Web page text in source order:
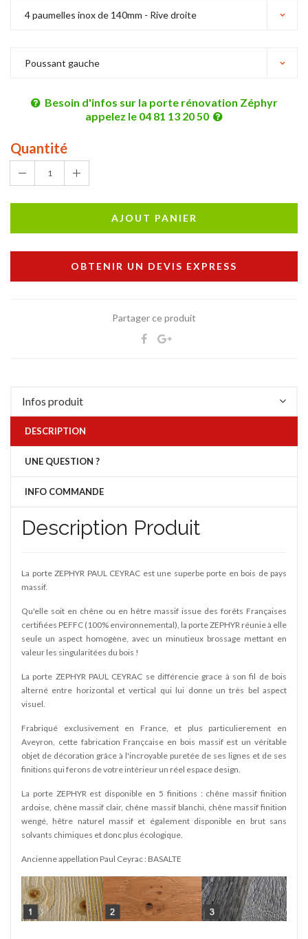
Besoin d'infos sur la porte rénovation Zéphyr
appelez le 04 81 13 20 50
Quantité
1
AJOUT PANIER
OBTENIR UN DEVIS EXPRESS
Partager ce produit
Infos produit
DESCRIPTION
UNE QUESTION ?
INFO COMMANDE
Description Produit
La porte ZEPHYR PAUL CEYRAC est une superbe porte en bois de pays
massif.
Qu'elle soit en chêne ou en hêtre massif issue des forêts Françaises
certifiées PEFFC (100% environnemental), la porte ZEPHYR réunie à elle
seule un aspect homogène, avec un minutieux brossage mettant en
valeur les singularitées du bois !
La porte ZEPHYR PAUL CEYRAC se différencie grace à son fil de bois
alterné entre horizontal et vertical qui lui donne un très bel aspect
visuel.
Frabriqué exclusivement en France, et plus particulierement en
Aveyron, cette fabrication Françcaise en bois massif est un véritable
objet de décoration grâce à l'incroyable puretée de ses lignes et de ses
finitions qui ferons de votre intérieur un réel espace design.
La porte ZEPHYR est disponible en 5 finitions : chêne massif finition
ardoise, chêne massif clair, chêne massif blanchi, chêne massif finition
wengé, hêtre naturel massif et également disponible en brut sans
solvants chimiques et donc plus écologique.
Ancienne appellation Paul Ceyrac : BASALTE